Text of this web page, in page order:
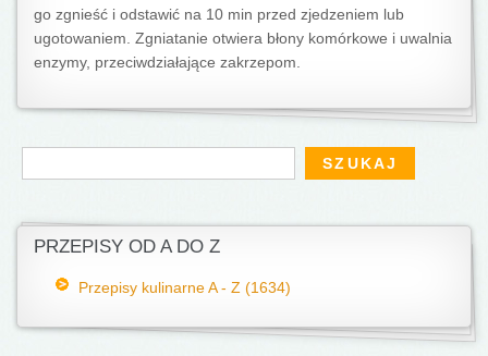
go zgnieść i od­stawić na 10 min przed zjedzeniem lub
ugotowaniem. Zgniatanie otwiera błony ko­mórkowe i uwalnia
enzymy, przeciwdziałające zakrzepom.
Formularz wyszukiwania
Szukaj
PRZEPISY OD A DO Z
Przepisy kulinarne A - Z (1634)